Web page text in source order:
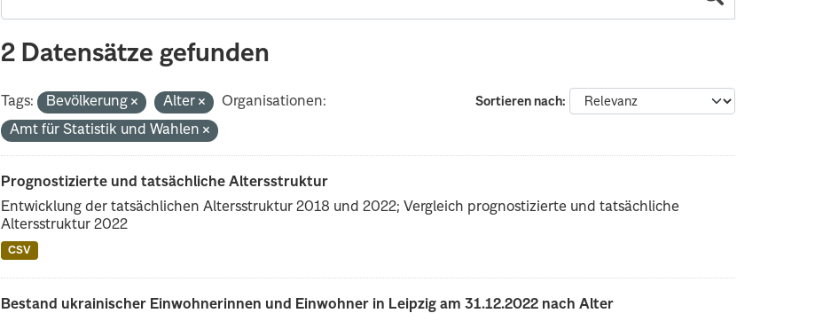
2 Datensätze gefunden
Sortieren nach
Tags: Bevölkerung Alter
Organisationen:
Amt für Statistik und Wahlen
Prognostizierte und tatsächliche Altersstruktur
Entwicklung der tatsächlichen Altersstruktur 2018 und 2022; Vergleich prognostizierte und tatsächliche
Altersstruktur 2022
CSV
Bestand ukrainischer Einwohnerinnen und Einwohner in Leipzig am 31.12.2022 nach Alter